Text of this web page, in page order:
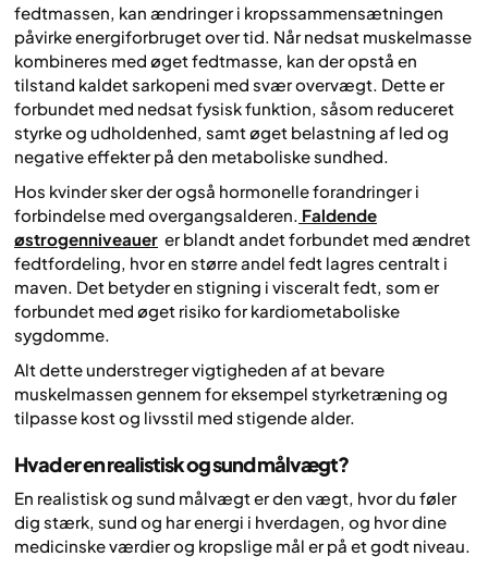
fedtmassen, kan ændringer i kropssammensætningen
påvirke energiforbruget over tid. Når nedsat muskelmasse
kombineres med øget fedtmasse, kan der opstå en
tilstand kaldet sarkopeni med svær overvægt. Dette er
forbundet med nedsat fysisk funktion, såsom reduceret
styrke og udholdenhed, samt øget belastning af led og
negative effekter på den metaboliske sundhed.
Hos kvinder sker der også hormonelle forandringer i
forbindelse med overgangsalderen. Faldende
østrogenniveauer er blandt andet forbundet med ændret
fedtfordeling, hvor en større andel fedt lagres centralt i
maven. Det betyder en stigning i visceralt fedt, som er
forbundet med øget risiko for kardiometaboliske
sygdomme.
Alt dette understreger vigtigheden af at bevare
muskelmassen gennem for eksempel styrketræning og
tilpasse kost og livsstil med stigende alder.
Hvad er en realistisk og sund målvægt?
En realistisk og sund målvægt er den vægt, hvor du føler
dig stærk, sund og har energi i hverdagen, og hvor dine
medicinske værdier og kropslige mål er på et godt niveau.